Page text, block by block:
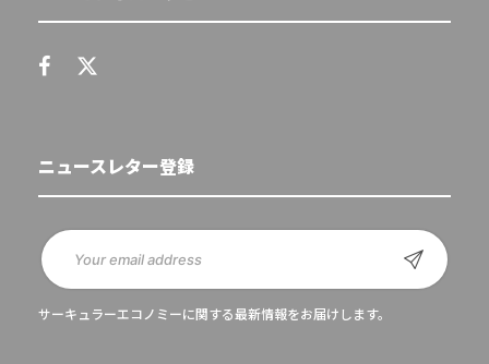
ニュースレター登録
サーキュラーエコノミーに関する最新情報をお届けします。